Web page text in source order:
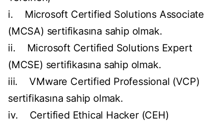
i. Microsoft Certified Solutions Associate
(MCSA) sertifikasına sahip olmak.
ii. Microsoft Certified Solutions Expert
(MCSE) sertifikasına sahip olmak.
iii. VMware Certified Professional (VCP)
sertifikasına sahip olmak.
iv. Certified Ethical Hacker (CEH)